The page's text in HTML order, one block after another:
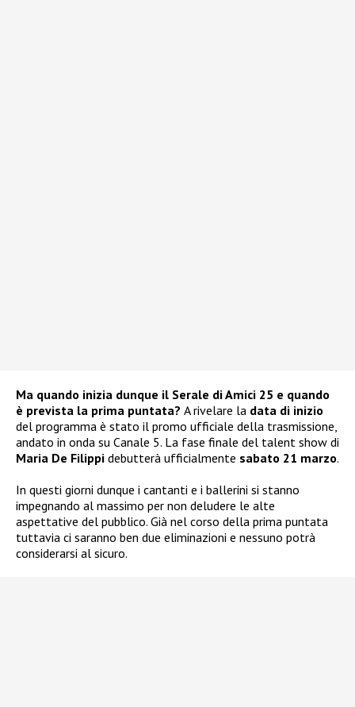
Ma quando inizia dunque il Serale di Amici 25 e quando
è prevista la prima puntata? A rivelare la data di inizio
del programma è stato il promo ufficiale della trasmissione,
andato in onda su Canale 5. La fase finale del talent show di
Maria De Filippi debutterà ufficialmente sabato 21 marzo.
In questi giorni dunque i cantanti e i ballerini si stanno
impegnando al massimo per non deludere le alte
aspettative del pubblico. Già nel corso della prima puntata
tuttavia ci saranno ben due eliminazioni e nessuno potrà
considerarsi al sicuro.